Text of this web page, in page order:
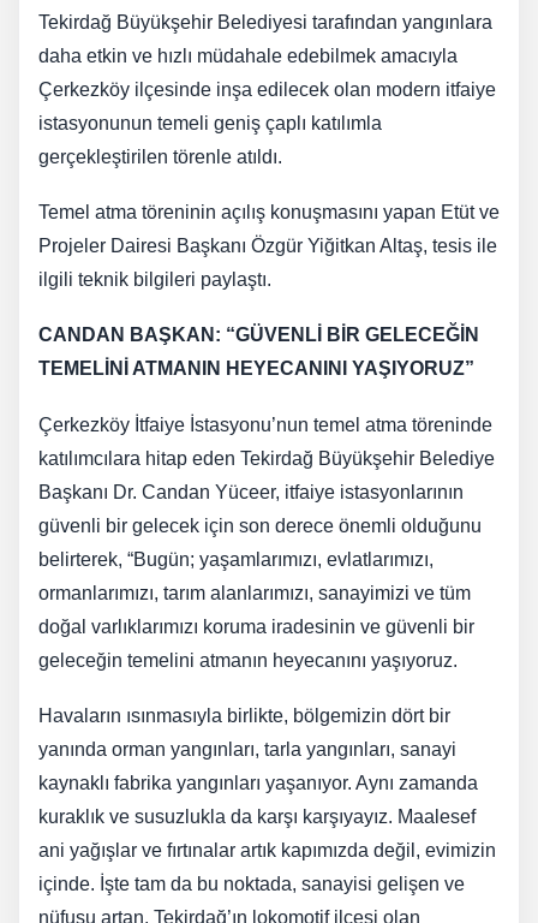
Tekirdağ Büyükşehir Belediyesi tarafından yangınlara
daha etkin ve hızlı müdahale edebilmek amacıyla
Çerkezköy ilçesinde inşa edilecek olan modern itfaiye
istasyonunun temeli geniş çaplı katılımla
gerçekleştirilen törenle atıldı.
Temel atma töreninin açılış konuşmasını yapan Etüt ve
Projeler Dairesi Başkanı Özgür Yiğitkan Altaş, tesis ile
ilgili teknik bilgileri paylaştı.
CANDAN BAŞKAN: “GÜVENLİ BİR GELECEĞİN
TEMELİNİ ATMANIN HEYECANINI YAŞIYORUZ”
Çerkezköy İtfaiye İstasyonu’nun temel atma töreninde
katılımcılara hitap eden Tekirdağ Büyükşehir Belediye
Başkanı Dr. Candan Yüceer, itfaiye istasyonlarının
güvenli bir gelecek için son derece önemli olduğunu
belirterek, “Bugün; yaşamlarımızı, evlatlarımızı,
ormanlarımızı, tarım alanlarımızı, sanayimizi ve tüm
doğal varlıklarımızı koruma iradesinin ve güvenli bir
geleceğin temelini atmanın heyecanını yaşıyoruz.
Havaların ısınmasıyla birlikte, bölgemizin dört bir
yanında orman yangınları, tarla yangınları, sanayi
kaynaklı fabrika yangınları yaşanıyor. Aynı zamanda
kuraklık ve susuzlukla da karşı karşıyayız. Maalesef
ani yağışlar ve fırtınalar artık kapımızda değil, evimizin
içinde. İşte tam da bu noktada, sanayisi gelişen ve
nüfusu artan, Tekirdağ’ın lokomotif ilçesi olan